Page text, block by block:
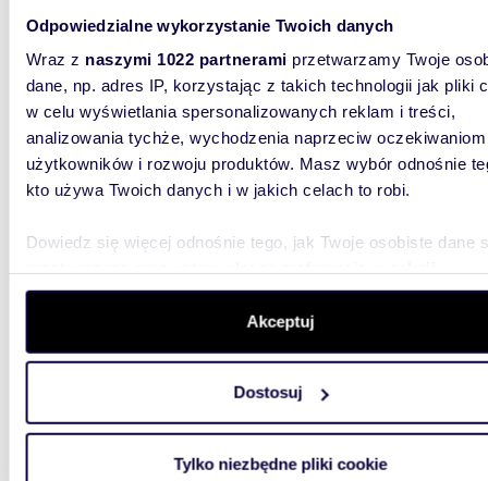
Odpowiedzialne wykorzystanie Twoich danych
Wraz z naszymi 1022 partnerami przetwarzamy Twoje
dane, np. adres IP, korzystając z takich technologii jak pliki
w celu wyświetlania spersonalizowanych reklam i treści,
analizowania tychże, wychodzenia naprzeciw oczekiwaniom
użytkowników i rozwoju produktów. Masz wybór odnośnie
kto używa Twoich danych i w jakich celach to robi.
Dowiedz się więcej odnośnie tego, jak Twoje osobiste dane
szczegółów. W Deklaracji plików cookie możesz zmienić
wycofać swoją zgodę w dowolnej chwili.
aby oferować funkcje społecznościowe i analizować ruch w
witrynie. Informacje o tym, jak korzystasz z naszej witryny,
analitycznym. Partnerzy mogą połączyć te informacje z
Akceptuj
Dostosuj
Tylko niezbędne pliki cookie
Poznaj
okolicy.
WYRÓŻNIONE 87,59
10